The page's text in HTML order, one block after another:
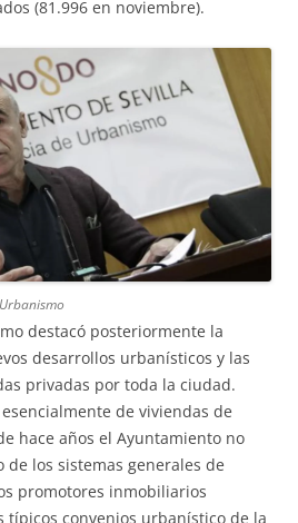
(81.996 en noviembre).
destacó posteriormente la
desarrollos urbanísticos y las
privadas por toda la ciudad.
de viviendas de
hace años el Ayuntamiento no
los sistemas generales de
promotores inmobiliarios
típicos convenios urbanístico de la